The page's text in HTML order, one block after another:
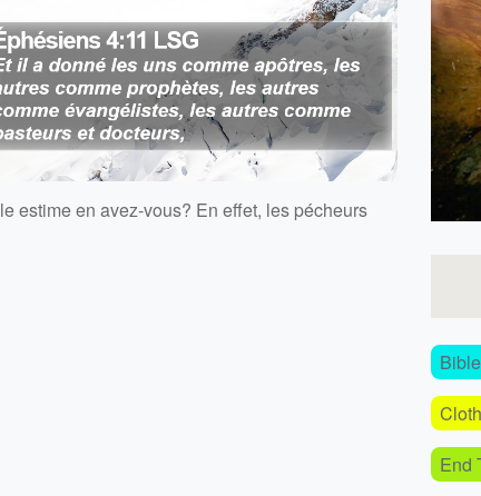
estime en avez-vous? En effet, les pécheurs
End